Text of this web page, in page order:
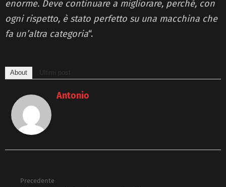
enorme. Deve continuare a migliorare, perché, con
ogni rispetto, è stato perfetto su una macchina che
fa un’altra categoria“.
About Ultimi post
Antonio
Precedente